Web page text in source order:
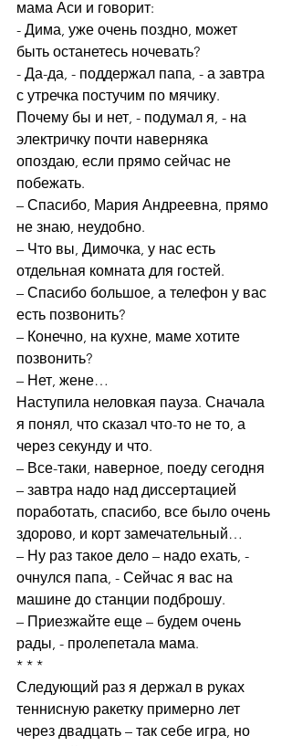
мама Аси и говорит:
- Дима, уже очень поздно, может
быть останетесь ночевать?
- Да-да, - поддержал папа, - а завтра
с утречка постучим по мячику.
Почему бы и нет, - подумал я, - на
электричку почти наверняка
опоздаю, если прямо сейчас не
побежать.
– Спасибо, Мария Андреевна, прямо
не знаю, неудобно.
– Что вы, Димочка, у нас есть
отдельная комната для гостей.
– Спасибо большое, а телефон у вас
есть позвонить?
– Конечно, на кухне, маме хотите
позвонить?
– Нет, жене…
Наступила неловкая пауза. Сначала
я понял, что сказал что-то не то, а
через секунду и что.
– Все-таки, наверное, поеду сегодня
– завтра надо над диссертацией
поработать, спасибо, все было очень
здорово, и корт замечательный…
– Ну раз такое дело – надо ехать, -
очнулся папа, - Сейчас я вас на
машине до станции подброшу.
– Приезжайте еще – будем очень
рады, - пролепетала мама.
* * *
Следующий раз я держал в руках
теннисную ракетку примерно лет
через двадцать – так себе игра, но